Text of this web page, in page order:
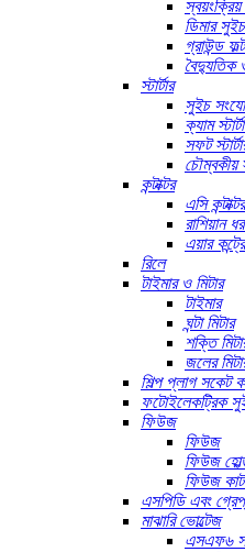
ডিমার সুইচ
গ্রাউন্ড
বৈদ্যুতিক
স্টার্টার
সুইচ
ক্যাম
সফট
চৌম্বকীয়
কন্টাক্টর
এসি কন্টাক্টর
রাশিয়ান
এয়ার
রিলে
টাইমার ও মিটার
টাইমার
ঘন্টা মিটার
শক্তি
জলের
শিল্প প্লাগ সকেট
ফটোইলেকট্রিক
ফিউজ
ফিউজ
ফিউজ
ফিউজ
এসপিডি এবং
মাঝারি ভোল্টেজ
এসএফ৬